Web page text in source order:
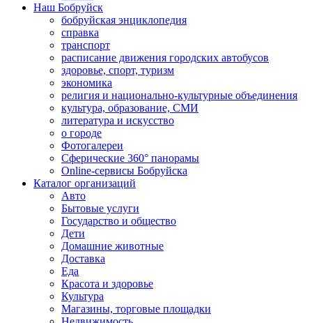
Наш Бобруйск
бобруйская энциклопедия
справка
транспорт
расписание движения городских автобусов
здоровье, спорт, туризм
экономика
религия и национально-культурные объединения
культура, образование, СМИ
литература и искусство
о городе
Фотогалереи
Сферические 360° панорамы
Online-сервисы Бобруйска
Каталог организаций
Авто
Бытовые услуги
Государство и общество
Дети
Домашние животные
Доставка
Еда
Красота и здоровье
Культура
Магазины, торговые площадки